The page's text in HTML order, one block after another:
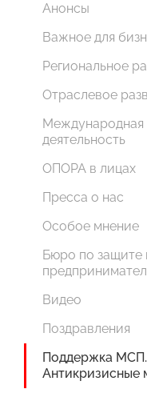
Анонсы
Важное для
Региональное
Отраслевое
Международная
деятельность
ОПОРА в лицах
Пресса о нас
Особое мнение
Бюро по защите
Видео
Поздравления
Поддержка МСП.
Антикризисные